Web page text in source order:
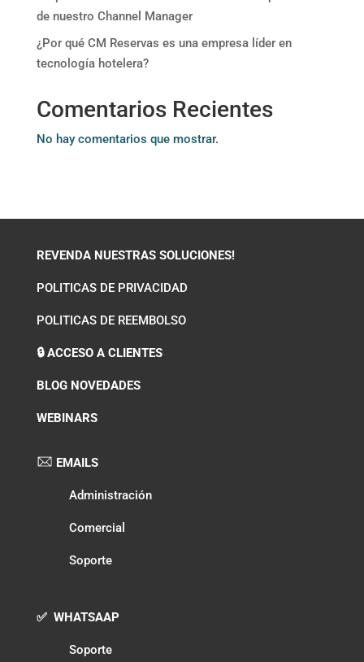
de nuestro Channel Manager
¿Por qué CM Reservas es una empresa líder en
tecnología hotelera?
Comentarios Recientes
No hay comentarios que mostrar.
REVENDA NUESTRAS SOLUCIONES!
POLITICAS DE PRIVACIDAD
POLITICAS DE REEMBOLSO
🔒 ACCESO A CLIENTES
BLOG NOVEDADES
WEBINARS
EMAILS
Administración
Comercial
Soporte
✅ WHATSAAP
Soporte